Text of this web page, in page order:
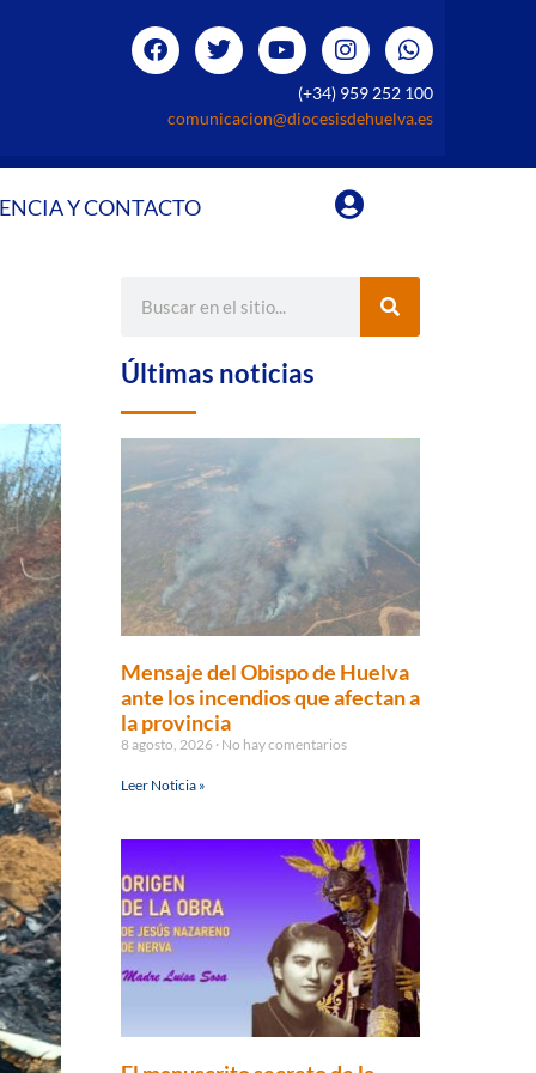
(+34) 959 252 100
comunicacion@diocesisdehuelva.es
Y CONTACTO
Últimas noticias
Mensaje del Obispo de Huelva
ante los incendios que afectan a
la provincia
8 agosto, 2026 No hay comentarios
Leer Noticia »